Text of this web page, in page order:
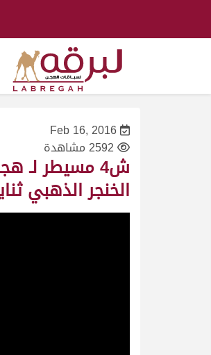
Feb 16, 2016
2592 مشاهدة
الخنجر الذهبي ثنايا